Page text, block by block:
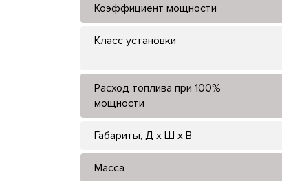
Коэффициент мощности
Класс установки
Расход топлива при 100%
мощности
Габариты, Д x Ш x В
Масса